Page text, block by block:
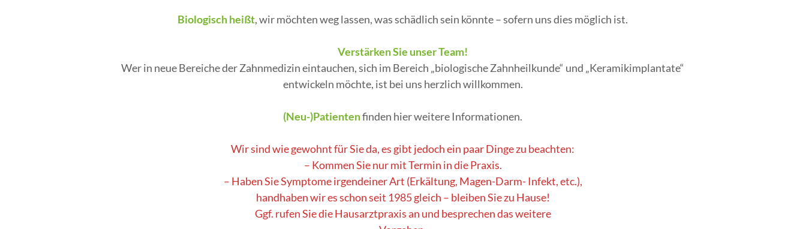
Biologisch heißt, wir möchten weg lassen, was schädlich sein könnte – sofern uns dies möglich ist.
Verstärken Sie unser Team!
Wer in neue Bereiche der Zahnmedizin eintauchen, sich im Bereich „biologische Zahnheilkunde“ und „Keramikimplantate“
entwickeln möchte, ist bei uns herzlich willkommen.
(Neu-)Patientenfinden hier weitere Informationen.
Wir sind wie gewohnt für Sie da, es gibt jedoch ein paar Dinge zu beachten:
– Kommen Sie nur mit Termin in die Praxis.
– Haben Sie Symptome irgendeiner Art (Erkältung, Magen-Darm- Infekt, etc.),
handhaben wir es schon seit 1985gleich – bleiben Sie zu Hause!
Ggf. rufen Sie die Hausarztpraxis an und besprechen das weitere